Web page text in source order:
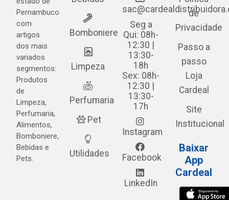
Pernambuco
com
artigos
dos mais
variados
segmentos:
Produtos
de
Limpeza,
Perfumaria,
Alimentos,
Bomboniere,
Bebidas e
Pets.
Bomboniere
Limpeza
Perfumaria
Pet
Utilidades
Seg a
Qui: 08h-
12:30 |
13:30-
18h
Sex: 08h-
12:30 |
13:30-
17h
Instagram
Facebook
LinkedIn
de
Privacidade
Passo a
passo
Loja
Cardeal
Site
Institucional
Baixar
App
Cardeal